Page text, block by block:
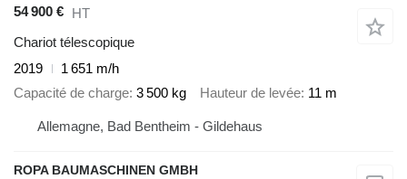
54 900 € HT
Chariot télescopique
2019
1 651 m/h
Capacité de charge 3 500 kg Hauteur de levée 11 m
Allemagne, Bad Bentheim - Gildehaus
ROPA BAUMASCHINEN GMBH